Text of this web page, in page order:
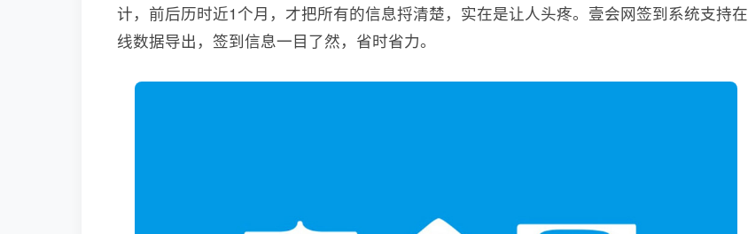
计，前后历时近1个月，才把所有的信息捋清楚，实在是让人头疼。壹会网签到系统支持在
线数据导出，签到信息一目了然，省时省力。